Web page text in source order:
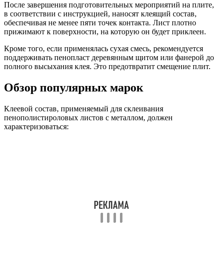
После завершения подготовительных мероприятий на плите,
в соответствии с инструкцией, наносят клеящий состав,
обеспечивая не менее пяти точек контакта. Лист плотно
прижимают к поверхности, на которую он будет приклеен.
Кроме того, если применялась сухая смесь, рекомендуется
поддерживать пенопласт деревянным щитом или фанерой до
полного высыхания клея. Это предотвратит смещение плит.
Обзор популярных марок
Клеевой состав, применяемый для склеивания
пенополистироловых листов с металлом, должен
характеризоваться: